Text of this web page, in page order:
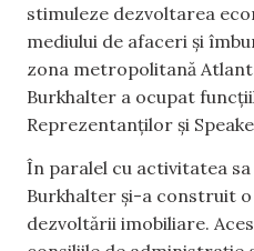
stimuleze dezvoltarea
mediului de afaceri și
zona metropolitană
Burkhalter a ocupat
Reprezentanților și
În paralel cu activitatea
Burkhalter și-a construit
dezvoltării imobiliare.